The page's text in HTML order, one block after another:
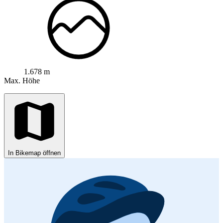
1.678 m
Max. Höhe
In Bikemap öffnen